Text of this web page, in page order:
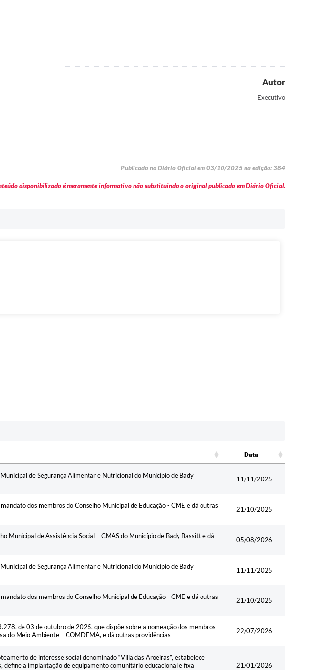
Autor
Executivo
Publicado no Diário Oficial em 03/10/2025 na edição: 384
disponibilizado é meramente informativo não substituindo o original publicado em Diário Oficial.
Data
de Segurança Alimentar e Nutricional do Município de Bady
11/11/2025
dos membros do Conselho Municipal de Educação - CME e dá outras
21/10/2025
Municipal de Assistência Social – CMAS do Município de Bady Bassitt e dá
05/08/2026
de Segurança Alimentar e Nutricional do Município de Bady
11/11/2025
dos membros do Conselho Municipal de Educação - CME e dá outras
21/10/2025
de 03 de outubro de 2025, que dispõe sobre a nomeação dos membros
do Meio Ambiente – COMDEMA, e dá outras providências
22/07/2026
de interesse social denominado “Villa das Aroeiras”, estabelece
define a implantação de equipamento comunitário educacional e fixa
21/01/2026